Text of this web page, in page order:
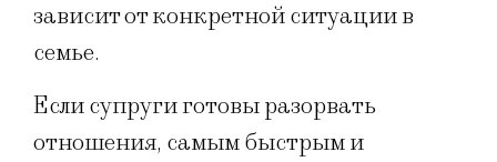
зависит от конкретной ситуации в
семье.
Если супруги готовы разорвать
отношения, самым быстрым и